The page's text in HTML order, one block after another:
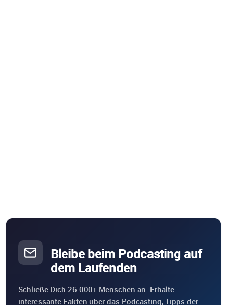
Bleibe beim Podcasting auf
dem Laufenden
Schließe Dich 26.000+ Menschen an. Erhalte
interessante Fakten über das Podcasting, Tipps der